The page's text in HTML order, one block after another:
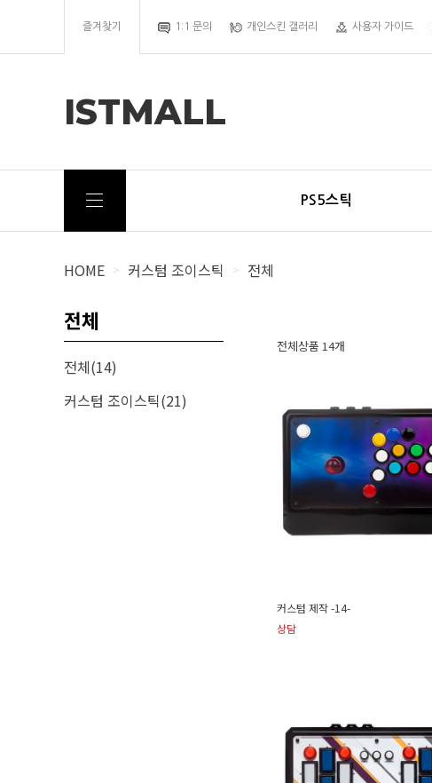
즐겨찾기 1:1 문의 개인스킨 갤러리 사용자 가이드
ISTMALL
PS5스틱
HOME > 커스텀 조이스틱 > 전체
전체
전체(14)
커스텀 조이스틱(21)
전체상품 14개
커스텀 제작 -14-
상담